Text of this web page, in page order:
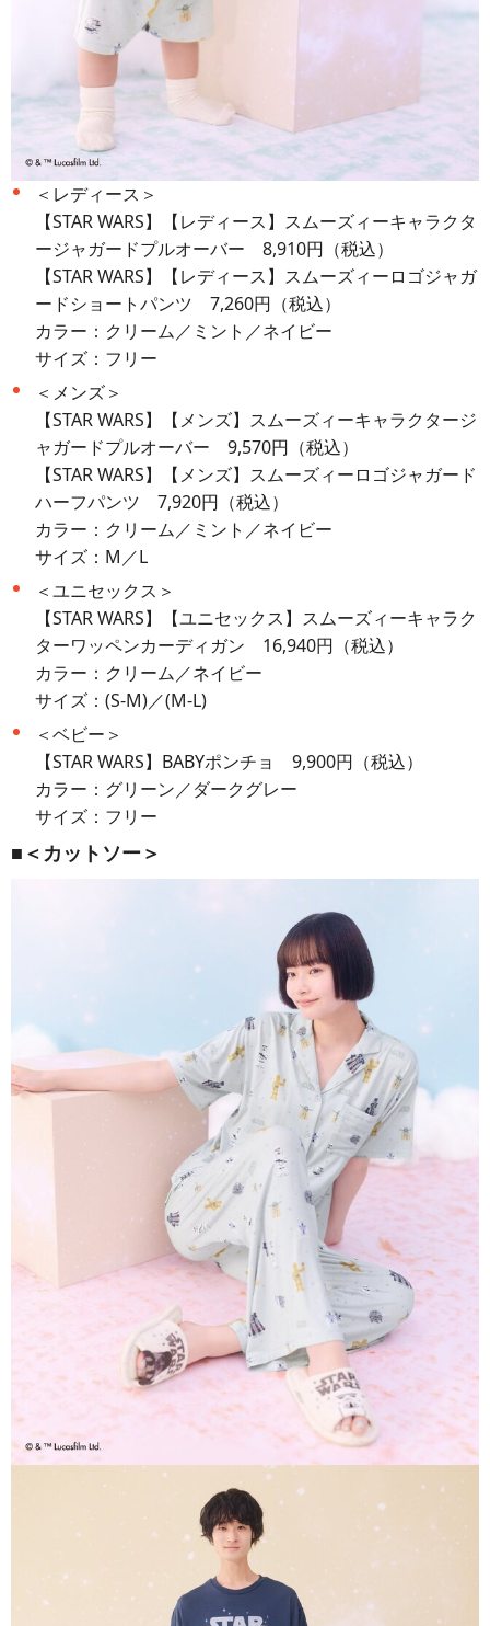
＜レディース＞
【STAR WARS】【レディース】スムーズィーキャラクタ
ージャガードプルオーバー 8,910円（税込）
【STAR WARS】【レディース】スムーズィーロゴジャガ
ードショートパンツ 7,260円（税込）
カラー：クリーム／ミント／ネイビー
サイズ：フリー
＜メンズ＞
【STAR WARS】【メンズ】スムーズィーキャラクタージ
ャガードプルオーバー 9,570円（税込）
【STAR WARS】【メンズ】スムーズィーロゴジャガード
ハーフパンツ 7,920円（税込）
カラー：クリーム／ミント／ネイビー
サイズ：M／L
＜ユニセックス＞
【STAR WARS】【ユニセックス】スムーズィーキャラク
ターワッペンカーディガン 16,940円（税込）
カラー：クリーム／ネイビー
サイズ：(S-M)／(M-L)
＜ベビー＞
【STAR WARS】BABYポンチョ 9,900円（税込）
カラー：グリーン／ダークグレー
サイズ：フリー
■＜カットソー＞